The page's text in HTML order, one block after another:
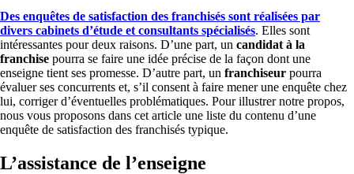
Des enquêtes de satisfaction des franchisés sont réalisées par
divers cabinets d’étude et consultants spécialisés. Elles sont
intéressantes pour deux raisons. D’une part, un candidat à la
franchise pourra se faire une idée précise de la façon dont une
enseigne tient ses promesse. D’autre part, un franchiseur pourra
évaluer ses concurrents et, s’il consent à faire mener une enquête chez
lui, corriger d’éventuelles problématiques. Pour illustrer notre propos,
nous vous proposons dans cet article une liste du contenu d’une
enquête de satisfaction des franchisés typique.
L’assistance de l’enseigne